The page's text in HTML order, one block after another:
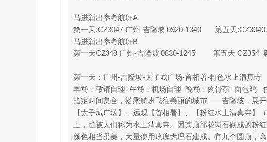
马进新出参考航班A
第一天:CZ3047 广州-吉隆坡 0920-1340 第五天:CZ3040
马进新出参考航班B
第一天CZ349 广州-吉隆坡 0830-1245 第五天 CZ354
第一天：广州-吉隆坡-太子城广场-首相署-粉色水上清真寺
早餐：敬请自理 午餐：机场自理 晚餐：肉骨茶+面包鸡
指定时间集合，搭乘航班飞往美丽的城市——吉隆坡，展开
【太子城广场】、远观【首相署】、【粉红水上清真寺
上，也被人们称为水上清真寺。因其顶部花岗石砌成的粉
颜色相当柔美，大量使用玫瑰大理石建成。有九个圆顶，